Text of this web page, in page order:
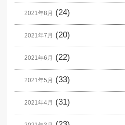
2021年8月 (24)
2021年7月 (20)
2021年6月 (22)
2021年5月 (33)
2021年4月 (31)